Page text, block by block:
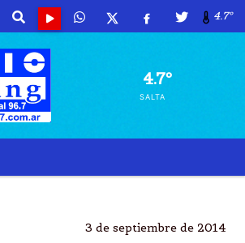
4.7º
4.7º
SALTA
3 de septiembre de 2014